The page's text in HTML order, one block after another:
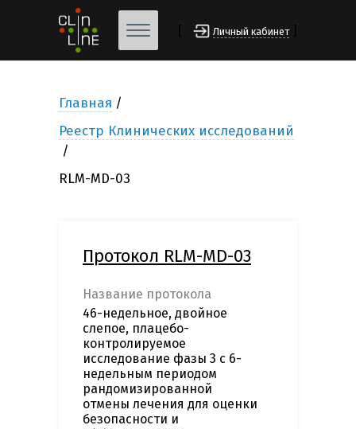
Личный кабинет
Главная
Реестр Клинических исследований
RLM-MD-03
Протокол RLM-MD-03
Название протокола
46-недельное, двойное
слепое, плацебо-
контролируемое
исследование фазы 3 с 6-
недельным периодом
рандомизированной
отмены лечения для оценки
безопасности и